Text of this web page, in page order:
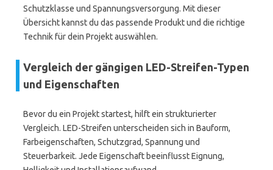
Schutzklasse und Spannungsversorgung. Mit dieser
Übersicht kannst du das passende Produkt und die richtige
Technik für dein Projekt auswählen.
Vergleich der gängigen LED-Streifen-Typen
und Eigenschaften
Bevor du ein Projekt startest, hilft ein strukturierter
Vergleich. LED-Streifen unterscheiden sich in Bauform,
Farbeigenschaften, Schutzgrad, Spannung und
Steuerbarkeit. Jede Eigenschaft beeinflusst Eignung,